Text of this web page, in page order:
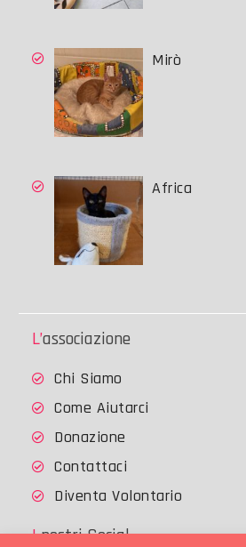
Mirò
Africa
L’associazione
Chi Siamo
Come Aiutarci
Donazione
Contattaci
Diventa Volontario
I nostri Social